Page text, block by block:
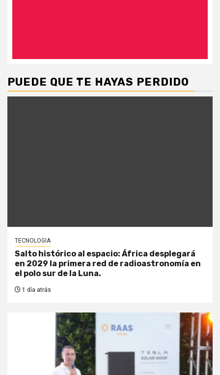
PUEDE QUE TE HAYAS PERDIDO
TECNOLOGIA
Salto histórico al espacio: África desplegará
en 2029 la primera red de radioastronomía en
el polo sur de la Luna.
1 día atrás